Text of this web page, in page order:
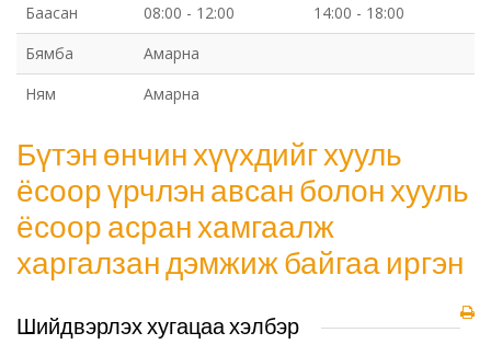
Баасан
08:00 - 12:00
14:00 - 18:00
Бямба
Амарна
Ням
Амарна
Бүтэн өнчин хүүхдийг хууль
ёсоор үрчлэн авсан болон хууль
ёсоор асран хамгаалж
харгалзан дэмжиж байгаа иргэн
Шийдвэрлэх хугацаа хэлбэр